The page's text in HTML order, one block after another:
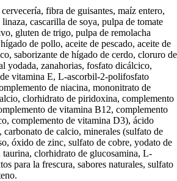
fibra de guisantes, maíz entero,
cascarilla de soya, pulpa de tomate
gluten de trigo, pulpa de remolacha
de pollo, aceite de pescado, aceite de
saborizante de hígado de cerdo, cloruro de
yodada, zanahorias, fosfato dicálcico,
vitamina E, L-ascorbil-2-polifosfato
de niacina, mononitrato de
clorhidrato de piridoxina, complemento
de vitamina B12, complemento
complemento de vitamina D3), ácido
de calcio, minerales (sulfato de
óxido de zinc, sulfato de cobre, yodato de
clorhidrato de glucosamina, L-
para la frescura, sabores naturales, sulfato